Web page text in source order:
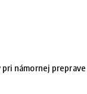
námornej preprave